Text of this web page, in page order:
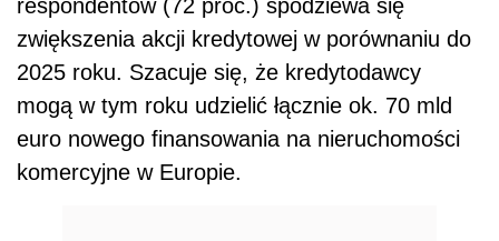
respondentów (72 proc.) spodziewa się
zwiększenia akcji kredytowej w porównaniu do
2025 roku. Szacuje się, że kredytodawcy
mogą w tym roku udzielić łącznie ok. 70 mld
euro nowego finansowania na nieruchomości
komercyjne w Europie.